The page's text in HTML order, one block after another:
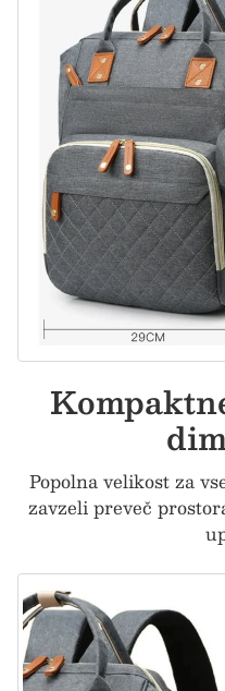
Popolna velikost za
zavzeli preveč